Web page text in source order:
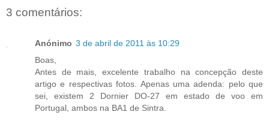
3 comentários:
Anónimo 3 de abril de 2011 às 10:29
Boas,
Antes de mais, excelente trabalho na concepção deste
artigo e respectivas fotos. Apenas uma adenda: pelo que
sei, existem 2 Dornier DO-27 em estado de voo em
Portugal, ambos na BA1 de Sintra.